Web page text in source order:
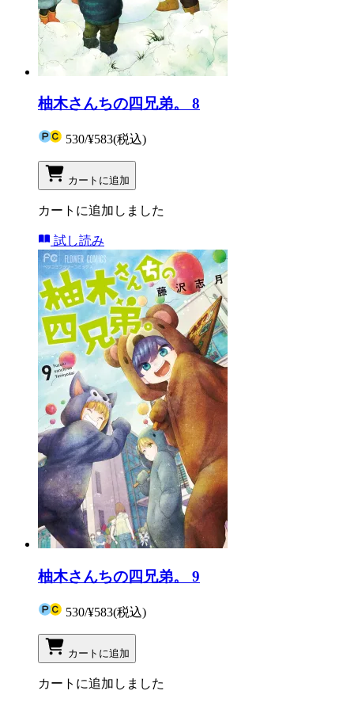
柚木さんちの四兄弟。 8
530/¥583(税込)
カートに追加
カートに追加しました
試し読み
柚木さんちの四兄弟。 9
530/¥583(税込)
カートに追加
カートに追加しました